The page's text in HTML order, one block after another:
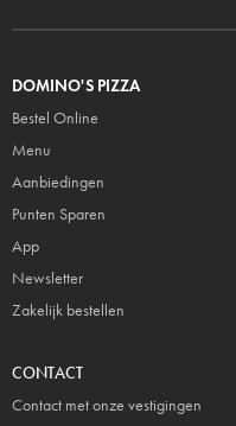
DOMINO'S PIZZA
Bestel Online
Menu
Aanbiedingen
Punten Sparen
App
Newsletter
Zakelijk bestellen
CONTACT
Contact met onze vestigingen